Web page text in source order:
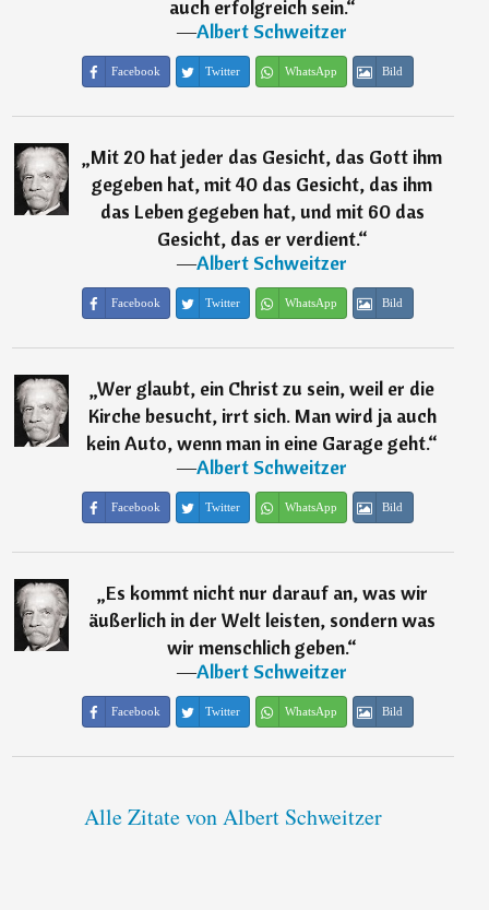
auch erfolgreich sein.“
―Albert Schweitzer
Facebook Twitter WhatsApp Bild
„Mit 20 hat jeder das Gesicht, das Gott ihm
gegeben hat, mit 40 das Gesicht, das ihm
das Leben gegeben hat, und mit 60 das
Gesicht, das er verdient.“
―Albert Schweitzer
Facebook Twitter WhatsApp Bild
„Wer glaubt, ein Christ zu sein, weil er die
Kirche besucht, irrt sich. Man wird ja auch
kein Auto, wenn man in eine Garage geht.“
―Albert Schweitzer
Facebook Twitter WhatsApp Bild
„Es kommt nicht nur darauf an, was wir
äußerlich in der Welt leisten, sondern was
wir menschlich geben.“
―Albert Schweitzer
Facebook Twitter WhatsApp Bild
Alle Zitate von Albert Schweitzer